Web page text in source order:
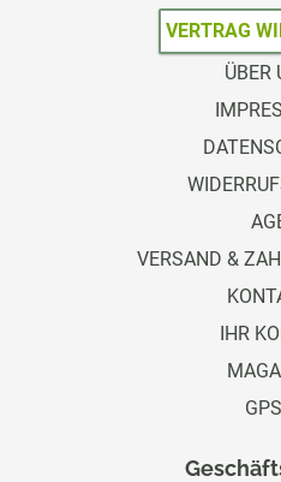
VERTRAG
ÜBER
VERSAND &
IHR